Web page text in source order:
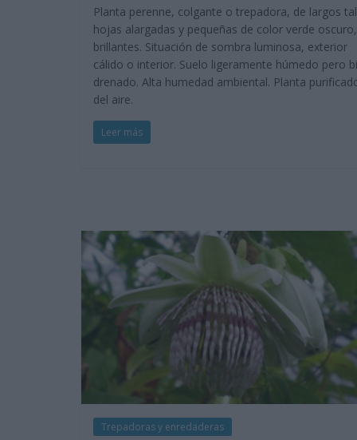
Planta perenne, colgante o trepadora, de largos
hojas alargadas y pequeñas de color verde oscuro,
brillantes. Situación de sombra luminosa, exterior
cálido o interior. Suelo ligeramente húmedo pero
drenado. Alta humedad ambiental. Planta
del aire.
Leer más
Trepadoras y enredaderas